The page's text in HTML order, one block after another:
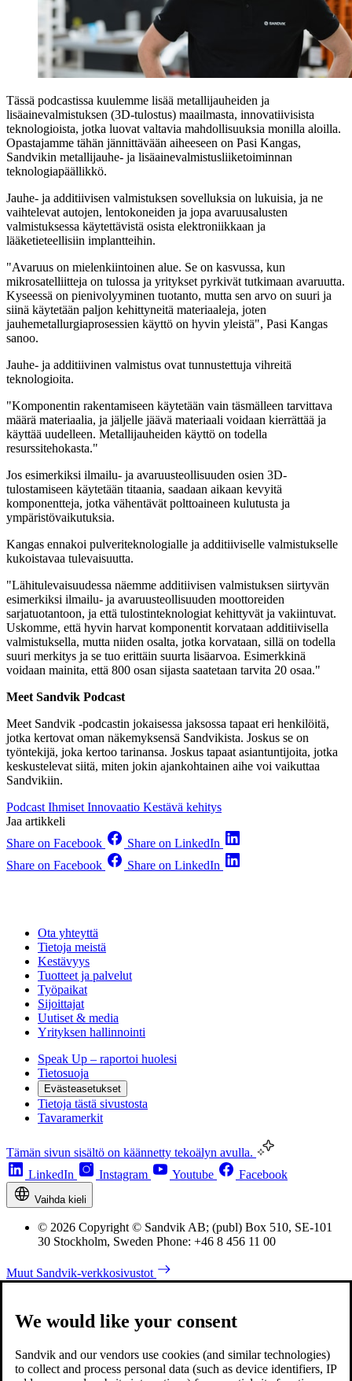
Tässä podcastissa kuulemme lisää metallijauheiden ja
lisäainevalmistuksen (3D-tulostus) maailmasta, innovatiivisista
teknologioista, jotka luovat valtavia mahdollisuuksia monilla aloilla.
Opastajamme tähän jännittävään aiheeseen on Pasi Kangas,
Sandvikin metallijauhe- ja lisäainevalmistusliiketoiminnan
teknologiapäällikkö.
Jauhe- ja additiivisen valmistuksen sovelluksia on lukuisia, ja ne
vaihtelevat autojen, lentokoneiden ja jopa avaruusalusten
valmistuksessa käytettävistä osista elektroniikkaan ja
lääketieteellisiin implantteihin.
"Avaruus on mielenkiintoinen alue. Se on kasvussa, kun
mikrosatelliitteja on tulossa ja yritykset pyrkivät tutkimaan avaruutta.
Kyseessä on pienivolyyminen tuotanto, mutta sen arvo on suuri ja
siinä käytetään paljon kehittyneitä materiaaleja, joten
jauhemetallurgiaprosessien käyttö on hyvin yleistä", Pasi Kangas
sanoo.
Jauhe- ja additiivinen valmistus ovat tunnustettuja vihreitä
teknologioita.
"Komponentin rakentamiseen käytetään vain täsmälleen tarvittava
määrä materiaalia, ja jäljelle jäävä materiaali voidaan kierrättää ja
käyttää uudelleen. Metallijauheiden käyttö on todella
resurssitehokasta."
Jos esimerkiksi ilmailu- ja avaruusteollisuuden osien 3D-
tulostamiseen käytetään titaania, saadaan aikaan kevyitä
komponentteja, jotka vähentävät polttoaineen kulutusta ja
ympäristövaikutuksia.
Kangas ennakoi pulveriteknologialle ja additiiviselle valmistukselle
kukoistavaa tulevaisuutta.
"Lähitulevaisuudessa näemme additiivisen valmistuksen siirtyvän
esimerkiksi ilmailu- ja avaruusteollisuuden moottoreiden
sarjatuotantoon, ja että tulostinteknologiat kehittyvät ja vakiintuvat.
Uskomme, että hyvin harvat komponentit korvataan additiivisella
valmistuksella, mutta niiden osalta, jotka korvataan, sillä on todella
suuri merkitys ja se tuo erittäin suurta lisäarvoa. Esimerkkinä
voidaan mainita, että 800 osan sijasta saatetaan tarvita 20 osaa."
Meet Sandvik Podcast
Meet Sandvik -podcastin jokaisessa jaksossa tapaat eri henkilöitä,
jotka kertovat oman näkemyksensä Sandvikista. Joskus se on
työntekijä, joka kertoo tarinansa. Joskus tapaat asiantuntijoita, jotka
keskustelevat siitä, miten jokin ajankohtainen aihe voi vaikuttaa
Sandvikiin.
Podcast Ihmiset Innovaatio Kestävä kehitys
Jaa artikkeli
Share on Facebook
Share on LinkedIn
Share on Facebook
Share on LinkedIn
Ota yhteyttä
Tietoja meistä
Kestävyys
Tuotteet ja palvelut
Työpaikat
Sijoittajat
Uutiset & media
Yrityksen hallinnointi
Speak Up – raportoi huolesi
Tietosuoja
Evästeasetukset
Tietoja tästä sivustosta
Tavaramerkit
Tämän sivun sisältö on käännetty tekoälyn avulla.
LinkedIn
Instagram Youtube Facebook
Vaihda kieli
© 2026 Copyright © Sandvik AB; (publ) Box 510, SE-101
30 Stockholm, Sweden Phone: +46 8 456 11 00
Muut Sandvik-verkkosivustot
We would like your consent
Sandvik and our vendors use cookies (and similar technologies)
to collect and process personal data (such as device identifiers, IP